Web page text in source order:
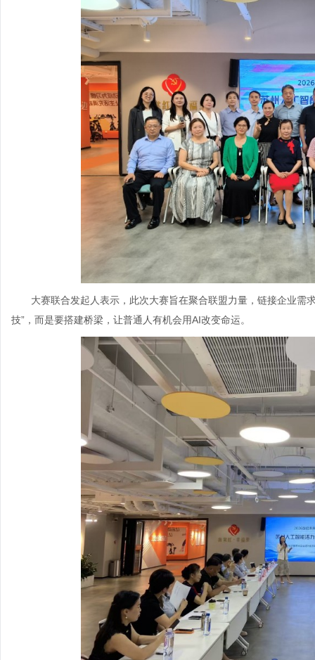
大赛联合发起人表示，此次大赛旨在聚合联盟力量，链接企业需
技”，而是要搭建桥梁，让普通人有机会用AI改变命运。